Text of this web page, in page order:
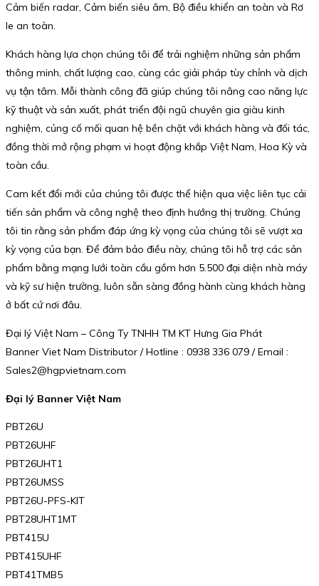
Cảm biến radar, Cảm biến siêu âm, Bộ điều khiển an toàn và Rơ
le an toàn.
Khách hàng lựa chọn chúng tôi để trải nghiệm những sản phẩm
thông minh, chất lượng cao, cùng các giải pháp tùy chỉnh và dịch
vụ tận tâm. Mỗi thành công đã giúp chúng tôi nâng cao năng lực
kỹ thuật và sản xuất, phát triển đội ngũ chuyên gia giàu kinh
nghiệm, củng cố mối quan hệ bền chặt với khách hàng và đối tác,
đồng thời mở rộng phạm vi hoạt động khắp Việt Nam, Hoa Kỳ và
toàn cầu.
Cam kết đổi mới của chúng tôi được thể hiện qua việc liên tục cải
tiến sản phẩm và công nghệ theo định hướng thị trường. Chúng
tôi tin rằng sản phẩm đáp ứng kỳ vọng của chúng tôi sẽ vượt xa
kỳ vọng của bạn. Để đảm bảo điều này, chúng tôi hỗ trợ các sản
phẩm bằng mạng lưới toàn cầu gồm hơn 5.500 đại diện nhà máy
và kỹ sư hiện trường, luôn sẵn sàng đồng hành cùng khách hàng
ở bất cứ nơi đâu.
Đại lý Việt Nam – Công Ty TNHH TM KT Hưng Gia Phát
Banner Viet Nam Distributor / Hotline : 0938 336 079 / Email :
Sales2@hgpvietnam.com
Đại lý Banner Việt Nam
PBT26U
PBT26UHF
PBT26UHT1
PBT26UMSS
PBT26U-PFS-KIT
PBT28UHT1MT
PBT415U
PBT415UHF
PBT41TMB5